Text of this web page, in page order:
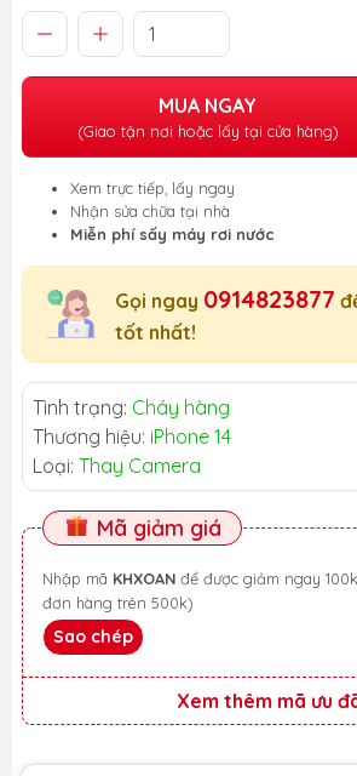
MUA NGAY
(Giao tận nơi hoặc lấy tại cửa hàng)
Xem trực tiếp, lấy ngay
Nhận sửa chữa tại nhà
Miễn phí sấy máy rơi nước
Gọi ngay 0914823877
tốt nhất!
Tình trạng: Cháy hàng
Thương hiệu: iPhone 14
Loại: Thay Camera
Mã giảm giá
Nhập mã KHXOAN
đơn hàng trên 500k)
Sao chép
Xem thêm mã ưu